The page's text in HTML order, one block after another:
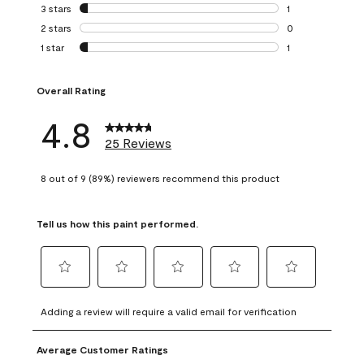
0 reviews with 4
3 stars stars
1
1 review with 3
2 stars stars
0
0 reviews with 2
1 star stars
1
Overall Rating
4.8 25 Reviews
8 out of 9 (89%) reviewers recommend this product
Tell us how this paint performed.
to
rate
the
item
to
rate
the
to
rate
the
item
to
rate
to
rate
Adding a review will require a valid email for verification
Average Customer Ratings